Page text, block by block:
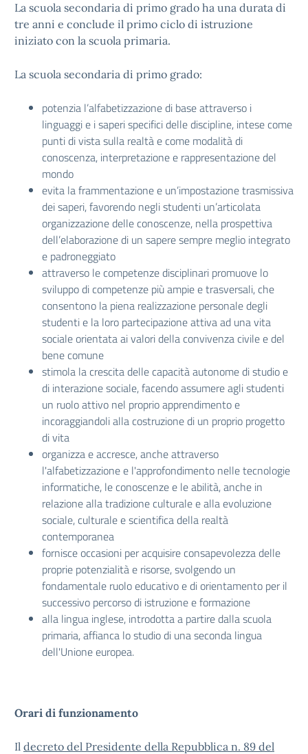
La scuola secondaria di primo grado ha una durata di
tre anni e conclude il primo ciclo di istruzione
iniziato con la scuola primaria.
La scuola secondaria di primo grado:
potenzia l’alfabetizzazione di base attraverso i
linguaggi e i saperi specifici delle discipline, intese come
punti di vista sulla realtà e come modalità di
conoscenza, interpretazione e rappresentazione del
mondo
evita la frammentazione e un’impostazione trasmissiva
dei saperi, favorendo negli studenti un’articolata
organizzazione delle conoscenze, nella prospettiva
dell’elaborazione di un sapere sempre meglio integrato
e padroneggiato
attraverso le competenze disciplinari promuove lo
sviluppo di competenze più ampie e trasversali, che
consentono la piena realizzazione personale degli
studenti e la loro partecipazione attiva ad una vita
sociale orientata ai valori della convivenza civile e del
bene comune
stimola la crescita delle capacità autonome di studio e
di interazione sociale, facendo assumere agli studenti
un ruolo attivo nel proprio apprendimento e
incoraggiandoli alla costruzione di un proprio progetto
di vita
organizza e accresce, anche attraverso
l'alfabetizzazione e l'approfondimento nelle tecnologie
informatiche, le conoscenze e le abilità, anche in
relazione alla tradizione culturale e alla evoluzione
sociale, culturale e scientifica della realtà
contemporanea
fornisce occasioni per acquisire consapevolezza delle
proprie potenzialità e risorse, svolgendo un
fondamentale ruolo educativo e di orientamento per il
successivo percorso di istruzione e formazione
alla lingua inglese, introdotta a partire dalla scuola
primaria, affianca lo studio di una seconda lingua
dell'Unione europea.
Orari di funzionamento
Il decreto del Presidente della Repubblica n. 89 del